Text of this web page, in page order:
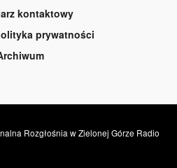
kontaktowy
prywatności
Rozgłośnia w Zielonej Górze Radio